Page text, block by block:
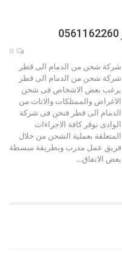
شركة شحن من الدمام الى قطر
شركة شحن من الدمام الى قطر
يرغب بعض الاشخاص فى شحن
الاغراض والممتلكات والاثاث من
الدمام الى قطر فنحن فى شركة
الوادى نوفر كافة الاجراءات
المتعلقة بعملية الشحن من خلال
فريق عمل مدرب وبطريقة مبسطة
بعض الاتفاق…